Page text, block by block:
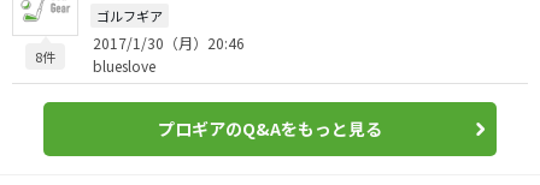
8件
ゴルフギア
2017/1/30（月）20:46
blueslove
プロギアのQ&Aをもっと見る